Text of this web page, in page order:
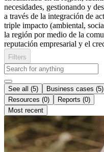
necesidades, gestionando y
a través de la integración de
triple impacto (ambiental,
la región por medio de la
reputación empresarial y el
Filters
See all (5) Business cases (5)
Resources (0)
Reports (0)
Most recent